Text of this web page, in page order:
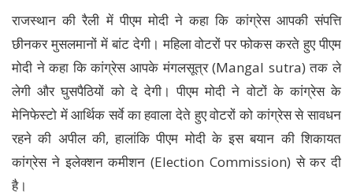
राजस्थान की रैली में पीएम मोदी ने कहा कि कांग्रेस आपकी संपत्ति
छीनकर मुसलमानों में बांट देगी। महिला वोटरों पर फोकस करते हुए पीएम
मोदी ने कहा कि कांग्रेस आपके मंगलसूत्र (Mangal sutra) तक ले
लेगी और घुसपैठियों को दे देगी। पीएम मोदी ने वोटों के कांग्रेस के
मेनिफेस्टो में आर्थिक सर्वे का हवाला देते हुए वोटरों को कांग्रेस से सावधन
रहने की अपील की, हालांकि पीएम मोदी के इस बयान की शिकायत
कांग्रेस ने इलेक्शन कमीशन (Election Commission) से कर दी
है।